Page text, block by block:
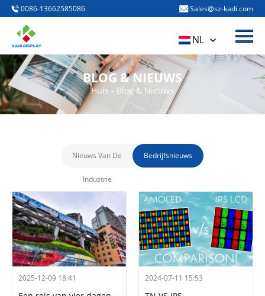
PRODUCTEN
Over ons
Blog & Nieuws
0086-13662585086 Sales@sz-kadi.com
NL
BLOG & NIEUWS
Huis - Blog & Nieuws
Nieuws Van De
Industrie
Bedrijfsnieuws
2025-12-09 18:41 2024-07-11 15:53